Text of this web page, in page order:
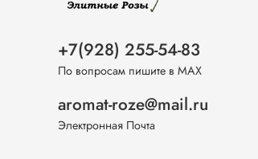
+7(928) 255-54-83
По вопросам пишите в МАХ
aromat-roze@mail.ru
Электронная Почта